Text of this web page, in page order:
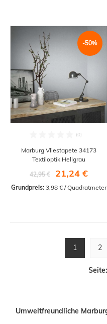
-50%
Marburg Vliestapete 34173
Textiloptik Hellgrau
42,95 €
21,24 €
Grundpreis: 3,98 € / Quadratmeter
1 2
Seite:
Umweltfreundliche